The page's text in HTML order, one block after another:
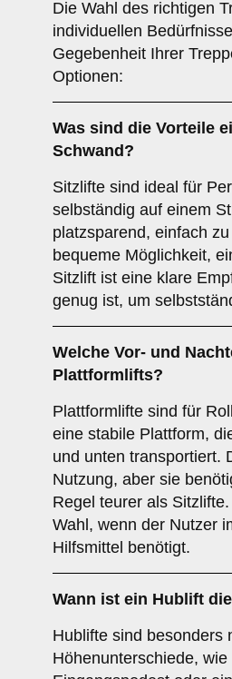
Die Wahl des richtigen
individuellen
Gegebenheit Ihrer
Optionen:
Was sind die Vorteile
Schwand?
Sitzlifte sind ideal für
selbständig auf einem
platzsparend, einfach
bequeme Möglichkeit,
Sitzlift ist eine klare
genug ist, um
Welche Vor- und
Plattformlifts?
Plattformlifte sind für
eine stabile Plattform,
und unten transportiert.
Nutzung, aber sie
Regel teurer als
Wahl, wenn der Nutzer
Hilfsmittel benötigt.
Wann ist ein Hublift
Hublifte sind besonders
Höhenunterschiede,